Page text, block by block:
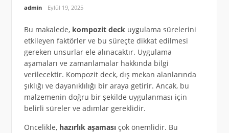
admin Eylül 19, 2025
Bu makalede, kompozit deckuygulama sürelerini
etkileyen faktörler ve bu süreçte dikkat edilmesi
gereken unsurlar ele alınacaktır. Uygulama
aşamaları ve zamanlamalar hakkında bilgi
verilecektir. Kompozit deck, dış mekan alanlarında
şıklığı ve dayanıklılığı bir araya getirir. Ancak, bu
malzemenin doğru bir şekilde uygulanması için
belirli süreler ve adımlar gereklidir.
Öncelikle, hazırlık aşamasıçok önemlidir. Bu